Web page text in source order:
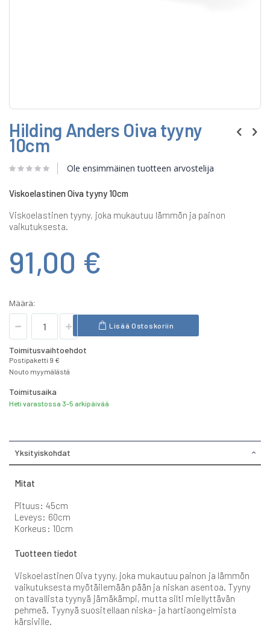
to
the
beginning
the
gallery
Hilding Anders Oiva tyyny
10cm
Ole ensimmäinen tuotteen arvostelija
Viskoelastinen Oiva tyyny 10cm
Viskoelastinen tyyny, joka mukautuu lämmön ja painon
vaikutuksesta.
91,00 €
Määrä:
Lisää Ostoskoriin
Toimitusvaihtoehdot
Postipaketti 9 €
Nouto myymälästä
Toimitusaika
Heti varastossa 3-5 arkipäivää
Yksityiskohdat
Mitat
Pituus: 45cm
Leveys: 60cm
Korkeus: 10cm
Tuotteen tiedot
Viskoelastinen Oiva tyyny, joka mukautuu painon ja lämmön
vaikutuksesta myötäilemään pään ja niskan asentoa. Tyyny
on tavallista tyynyä jämäkämpi, mutta silti miellyttävän
pehmeä. Tyynyä suositellaan niska- ja hartiaongelmista
kärsiville.